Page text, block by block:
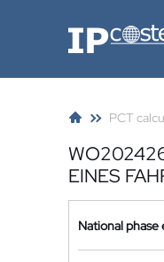
IP-Coster
PCT
EINES
National phase